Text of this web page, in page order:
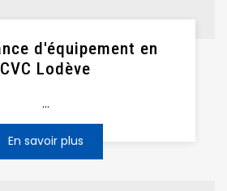
d'équipement en
CVC Lodève
...
En savoir plus